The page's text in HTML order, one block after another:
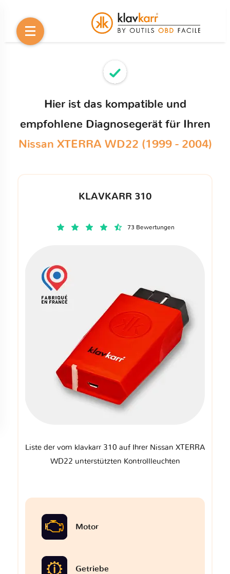
Hier ist das kompatible und
empfohlene Diagnosegerät für Ihren
Nissan XTERRA WD22 (1999 - 2004)
KLAVKARR 310
73 Bewertungen
Liste der vom klavkarr 310 auf Ihrer Nissan XTERRA
WD22 unterstützten Kontrollleuchten
Motor
Getriebe